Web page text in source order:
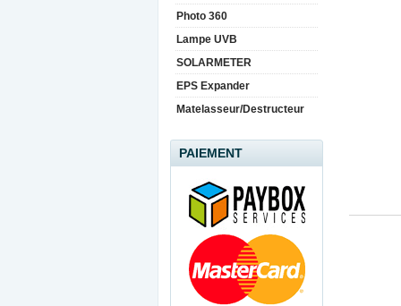
Photo 360
Lampe UVB
SOLARMETER
EPS Expander
Matelasseur/Destructeur
PAIEMENT